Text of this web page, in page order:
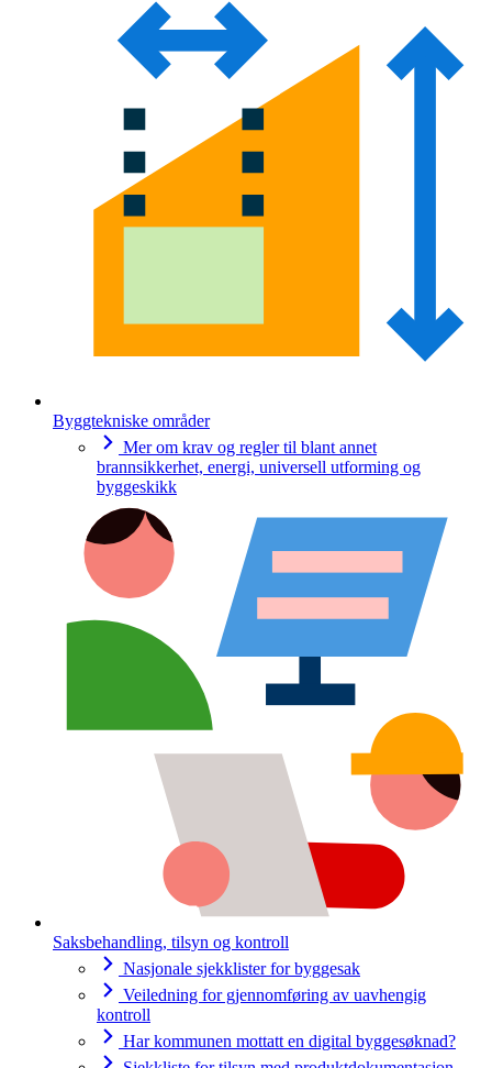
Byggtekniske områder
Mer om krav og regler til blant annet
brannsikkerhet, energi, universell utforming og
byggeskikk
Saksbehandling, tilsyn og kontroll
Nasjonale sjekklister for byggesak
Veiledning for gjennomføring av uavhengig
kontroll
Har kommunen mottatt en digital byggesøknad?